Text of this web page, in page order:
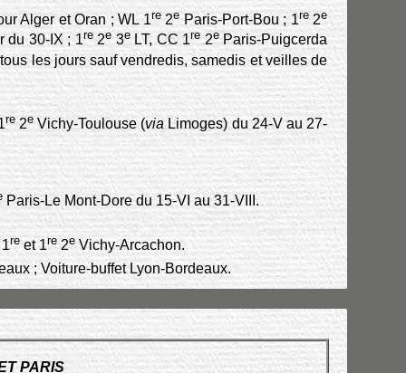
Alger et Oran ; WL 1re2eParis-Port-Bou ; 1re2e
du 30-IX ; 1re2e 3eLT, CC 1re2eParis-Puigcerda
les jours sauf vendredis, samedis et veilles de
re2e Vichy-Toulouse (via Limoges) du 24-V au 27-
Paris-Le Mont-Dore du 15-VI au 31-VIII.
re et 1re 2e Vichy-Arcachon.
; Voiture-buffet Lyon-Bordeaux.
PARIS